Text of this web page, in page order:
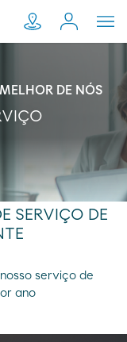
DE NÓS
SERVIÇO DE
serviço de
ano